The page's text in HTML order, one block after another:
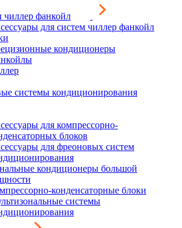
фанкойл
для систем чиллер фанкойл
кондиционеры
системы кондиционирования
для компрессорно-
блоков
для фреоновых систем
кондиционеры большой
конденсаторные блоки
системы